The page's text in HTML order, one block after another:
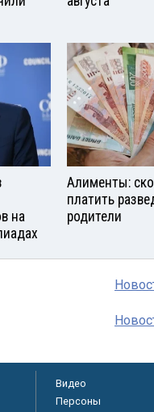
на
Алименты:
платить
родители
Видео
Персоны